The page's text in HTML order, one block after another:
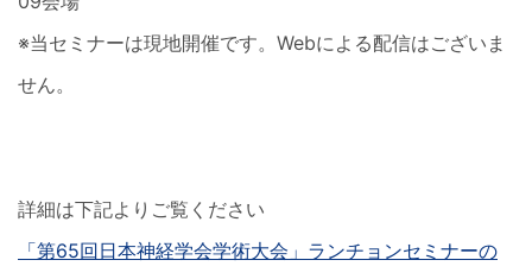
※当セミナーは現地開催です。Webによる配信はございま
せん。
詳細は下記よりご覧ください
「第65回日本神経学会学術大会」ランチョンセミナーの